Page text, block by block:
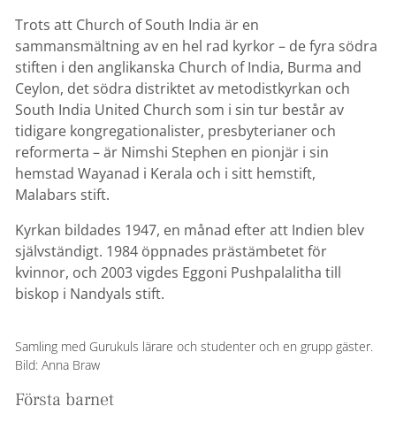
Trots att Church of South India är en
sammansmältning av en hel rad kyrkor – de fyra södra
stiften i den anglikanska Church of India, Burma and
Ceylon, det södra distriktet av metodistkyrkan och
South India United Church som i sin tur består av
tidigare kongregationalister, presbyterianer och
reformerta – är Nimshi Stephen en pionjär i sin
hemstad Wayanad i Kerala och i sitt hemstift,
Malabars stift.
Kyrkan bildades 1947, en månad efter att Indien blev
självständigt. 1984 öppnades prästämbetet för
kvinnor, och 2003 vigdes Eggoni Pushpalalitha till
biskop i Nandyals stift.
Samling med Gurukuls lärare och studenter och en grupp gäster.
Bild: Anna Braw
Första barnet